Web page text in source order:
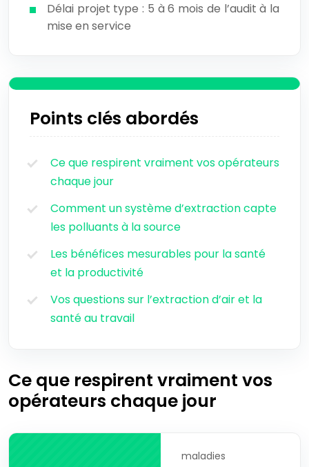
Délai projet type : 5 à 6 mois de l’audit à la
mise en service
Points clés abordés
Ce que respirent vraiment vos opérateurs
chaque jour
Comment un système d’extraction capte
les polluants à la source
Les bénéfices mesurables pour la santé
et la productivité
Vos questions sur l’extraction d’air et la
santé au travail
Ce que respirent vraiment vos
opérateurs chaque jour
maladies